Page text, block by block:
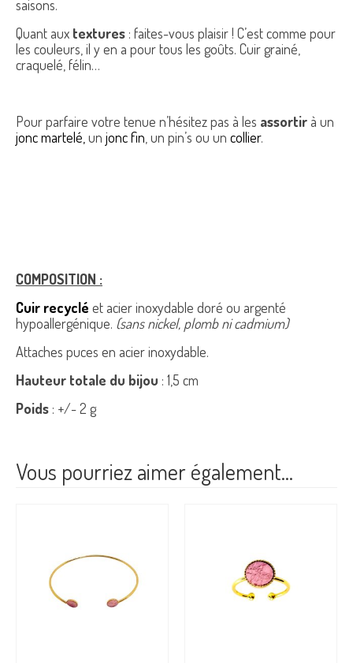
saisons.
Quant aux textures : faites-vous plaisir ! C’est comme pour
les couleurs, il y en a pour tous les goûts. Cuir grainé,
craquelé, félin…
Pour parfaire votre tenue n’hésitez pas à les assortirà un
jonc martelé, un jonc fin , un pin’s ou un collier.
COMPOSITION :
Cuir recyclé et acier inoxydable doré ou argenté
hypoallergénique. (sans nickel, plomb ni cadmium)
Attaches puces en acier inoxydable.
Hauteur totale du bijou : 1,5 cm
Poids : +/- 2 g
Vous pourriez aimer également…